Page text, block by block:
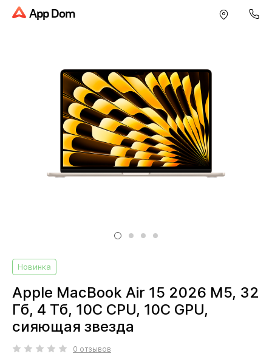
App Dom
Новинка
Apple MacBook Air 15 2026 M5, 32
Гб, 4 Тб, 10C CPU, 10C GPU,
сияющая звезда
0 отзывов